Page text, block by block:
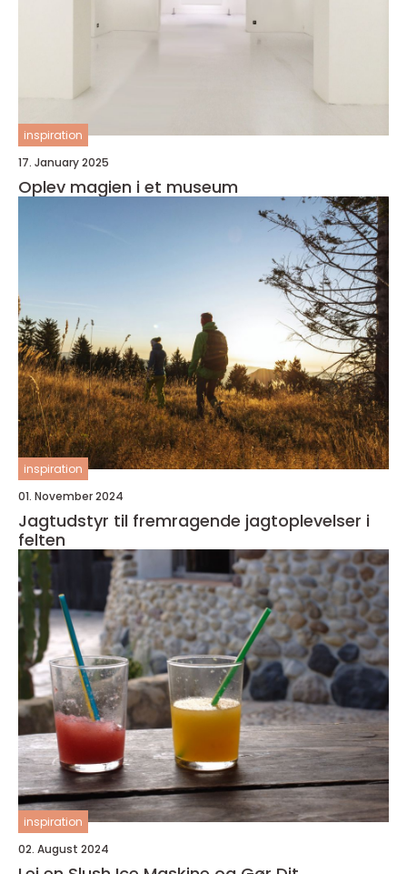
inspiration
17. January 2025
Oplev magien i et museum
inspiration
01. November 2024
Jagtudstyr til fremragende jagtoplevelser i
felten
inspiration
02. August 2024